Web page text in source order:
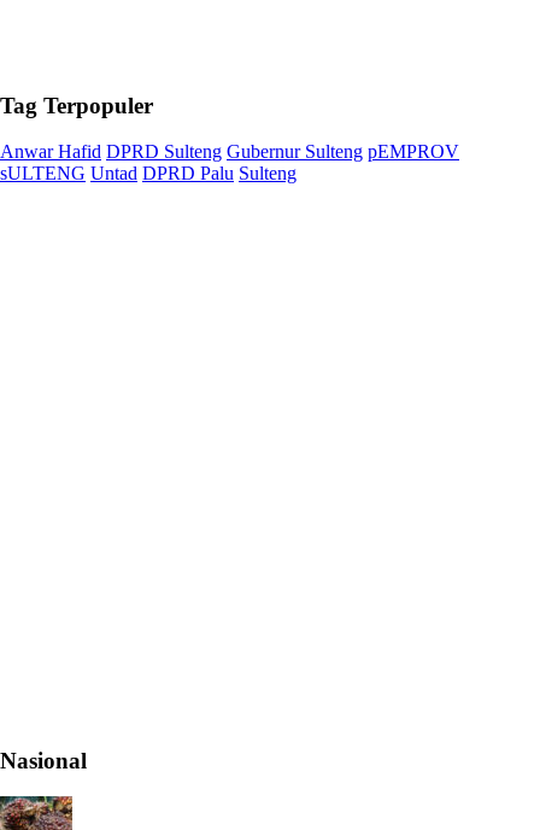
Tag Terpopuler
Anwar Hafid DPRD Sulteng Gubernur Sulteng pEMPROV
sULTENG Untad DPRD Palu Sulteng
Nasional